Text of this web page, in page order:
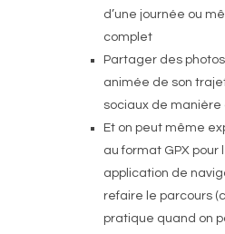
d’une journée ou
complet
Partager des
animée de son
sociaux de
Et on peut même
au format GPX pour
application de
refaire le parcours
pratique quand on